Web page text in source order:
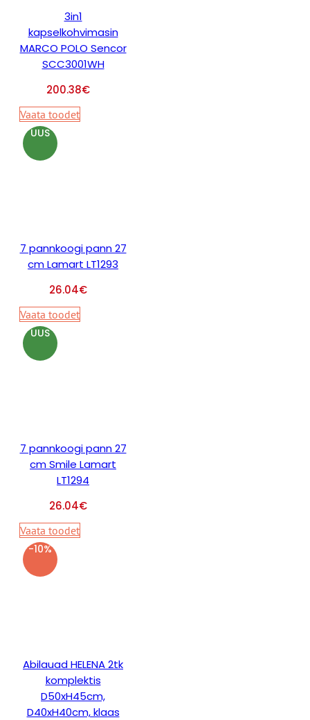
3in1
kapselkohvimasin
MARCO POLO Sencor
SCC3001WH
200.38€
Vaata toodet
UUS
7 pannkoogi pann 27
cm Lamart LT1293
26.04€
Vaata toodet
UUS
7 pannkoogi pann 27
cm Smile Lamart
LT1294
26.04€
Vaata toodet
-10%
Abilauad HELENA 2tk
komplektis
D50xH45cm,
D40xH40cm, klaas